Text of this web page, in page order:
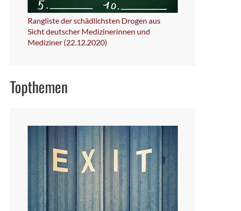
Rangliste der schädlichsten Drogen aus
Sicht deutscher Medizinerinnen und
Mediziner (22.12.2020)
Topthemen